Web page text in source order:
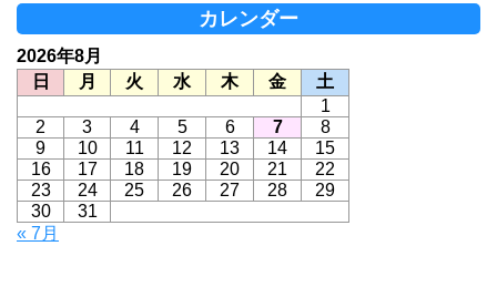
カレンダー
2026年8月
日
月 火 水 木 金
土
1
2
3 4 5 6 7
8
9
10 11 12 13 14
15
16
17 18 19 20 21
22
23
24 25 26 27 28
29
30
31
« 7月